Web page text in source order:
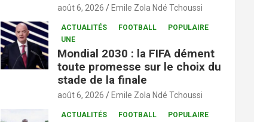
août 6, 2026 Emile Zola Ndé Tchoussi
ACTUALITÉS FOOTBALL
POPULAIRE
UNE
Mondial 2030 : la FIFA dément
toute promesse sur le choix du
stade de la finale
août 6, 2026 Emile Zola Ndé Tchoussi
ACTUALITÉS FOOTBALL
POPULAIRE